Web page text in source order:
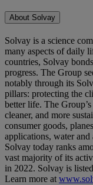
About Solvay
Solvay is a science
many aspects of daily
countries, Solvay
progress. The Group
notably through its
pillars: protecting the
better life. The
cleaner, and more
consumer goods,
applications, water
Solvay today ranks
vast majority of its
in 2022. Solvay is
Learn more at